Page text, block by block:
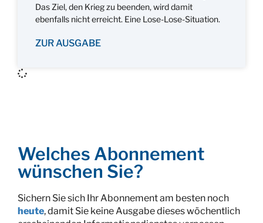
Das Ziel, den Krieg zu beenden, wird damit
ebenfalls nicht erreicht. Eine Lose-Lose-Situation.
ZUR AUSGABE
Welches Abonnement
wünschen Sie?
Sichern Sie sich Ihr Abonnement am besten noch
heute, damit Sie keine Ausgabe dieses wöchentlich